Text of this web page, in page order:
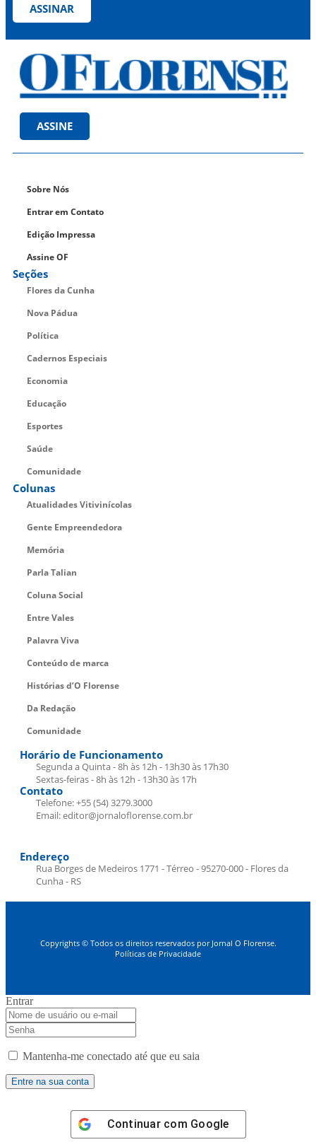
ASSINAR
ASSINE
Sobre Nós
Entrar em Contato
Edição Impressa
Assine OF
Seções
Flores da Cunha
Nova Pádua
Política
Cadernos Especiais
Economia
Educação
Esportes
Saúde
Comunidade
Colunas
Atualidades Vitivinícolas
Gente Empreendedora
Memória
Parla Talian
Coluna Social
Entre Vales
Palavra Viva
Conteúdo de marca
Histórias d’O Florense
Da Redação
Comunidade
Horário de Funcionamento
Segunda a Quinta - 8h às 12h - 13h30 às 17h30
Sextas-feiras - 8h às 12h - 13h30 às 17h
Contato
Telefone: +55 (54) 3279.3000
Email: editor@jornaloflorense.com.br
Endereço
Rua Borges de Medeiros 1771 - Térreo - 95270-000 - Flores da
Cunha - RS
Copyrights © Todos os direitos reservados por Jornal O Florense.
Políticas de Privacidade
Entrar
Mantenha-me conectado até que eu saia
Continuar com Google